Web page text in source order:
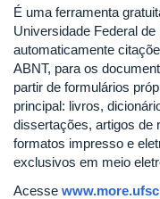
É uma ferramenta
Universidade Federal
automaticamente
ABNT, para os
partir de formulários
principal: livros,
dissertações, artigos de
formatos impresso e
exclusivos em meio
Acesse